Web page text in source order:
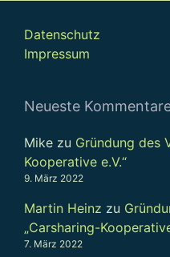
Datenschutz
Impressum
Neueste
Mike zu Gründung des
Kooperative e.V.“
9. März 2022
Martin Heinz zu
„Carsharing-
7. März 2022